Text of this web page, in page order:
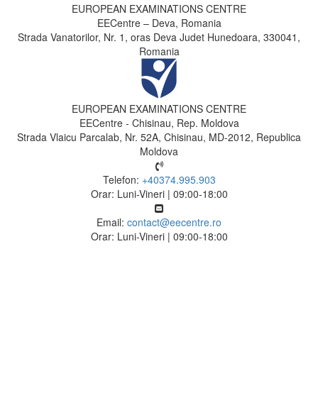
EUROPEAN EXAMINATIONS CENTRE
EECentre – Deva, Romania
Strada Vanatorilor, Nr. 1, oras Deva Judet Hunedoara, 330041,
Romania
EUROPEAN EXAMINATIONS CENTRE
EECentre - Chisinau, Rep. Moldova
Strada Vlaicu Parcalab, Nr. 52A, Chisinau, MD-2012, Republica
Moldova
Telefon: +40374.995.903
Orar: Luni-Vineri | 09:00-18:00
Email: contact@eecentre.ro
Orar: Luni-Vineri | 09:00-18:00